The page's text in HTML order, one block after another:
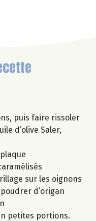
puis faire rissoler
d’olive Saler,
sur les oignons
d’origan
petites portions.